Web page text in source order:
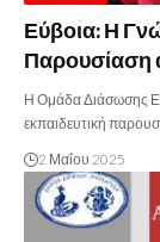
Εύβοια: Η
Παρουσίαση
Η Ομάδα Διάσωσης
εκπαιδευτική
2 Μαΐου 2025